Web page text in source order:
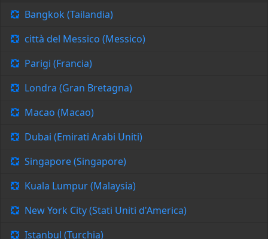
Bangkok (Tailandia)
città del Messico (Messico)
Parigi (Francia)
Londra (Gran Bretagna)
Macao (Macao)
Dubai (Emirati Arabi Uniti)
Singapore (Singapore)
Kuala Lumpur (Malaysia)
New York City (Stati Uniti d'America)
Istanbul (Turchia)